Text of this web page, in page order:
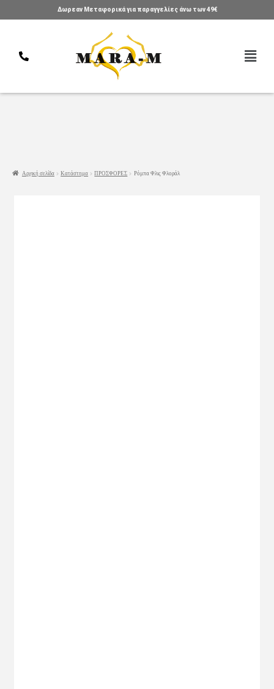
Δωρεαν Μεταφορικά για παραγγελίες άνω των 49€
Αρχική σελίδα Κατάστημα ΠΡΟΣΦΟΡΕΣ Ρόμπα Φλις Φλοράλ